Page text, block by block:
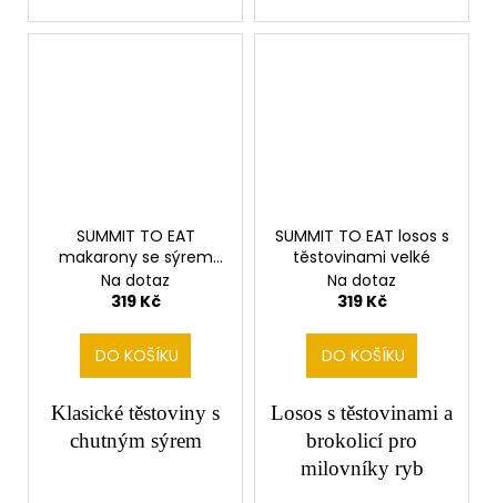
SUMMIT TO EAT
makarony se sýrem
velké
Na dotaz
319 Kč
DO KOŠÍKU
Klasické těstoviny s
chutným sýrem
SUMMIT TO EAT losos s
těstovinami velké
Na dotaz
319 Kč
DO KOŠÍKU
Losos s těstovinami a
brokolicí pro
milovníky ryb